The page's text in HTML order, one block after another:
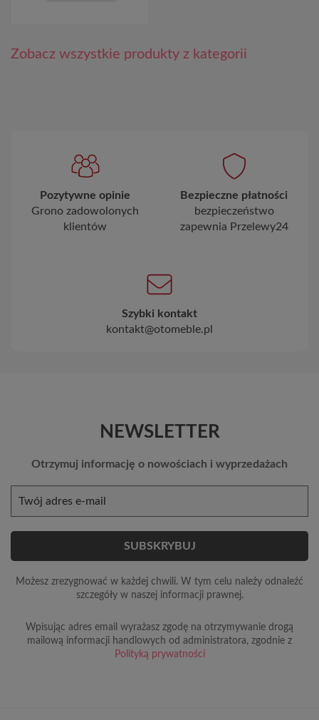
Zobacz wszystkie produkty z kategorii
Pozytywne opinie
Grono zadowolonych
klientów
Bezpieczne płatności
bezpieczeństwo
zapewnia Przelewy24
Szybki kontakt
kontakt@otomeble.pl
NEWSLETTER
Otrzymuj informację o nowościach i wyprzedażach
Możesz zrezygnować w każdej chwili. W tym celu należy odnaleźć
szczegóły w naszej informacji prawnej.
Wpisując adres email wyrażasz zgodę na otrzymywanie drogą
mailową informacji handlowych od administratora, zgodnie z
Polityką prywatności